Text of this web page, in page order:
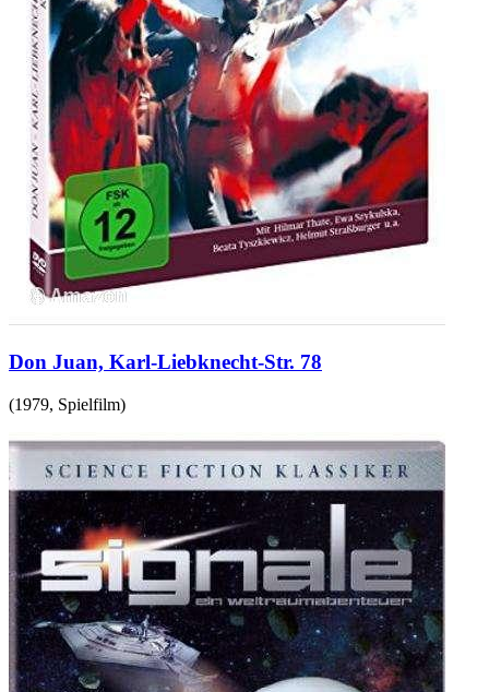
Don Juan, Karl-Liebknecht-Str. 78
(1979, Spielfilm)